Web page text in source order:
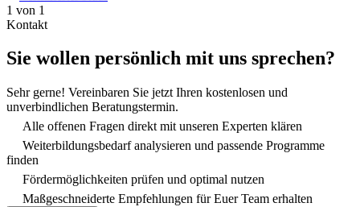
1 von 1
Kontakt
Sie wollen persönlich mit uns sprechen?
Sehr gerne! Vereinbaren Sie jetzt Ihren kostenlosen und
unverbindlichen Beratungstermin.
Alle offenen Fragen direkt mit unseren Experten klären
Weiterbildungsbedarf analysieren und passende Programme
finden
Fördermöglichkeiten prüfen und optimal nutzen
Maßgeschneiderte Empfehlungen für Euer Team erhalten